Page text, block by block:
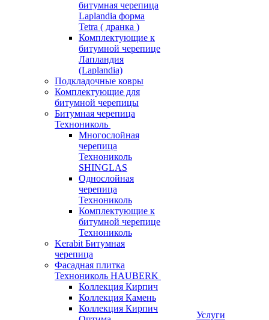
битумная черепица
Laplandia форма
Tetra ( дранка )
Комплектующие к
битумной черепице
Лапландия
(Laplandia)
Подкладочные ковры
Комплектующие для
битумной черепицы
Битумная черепица
Технониколь
Многослойная
черепица
Технониколь
SHINGLAS
Однослойная
черепица
Технониколь
Комплектующие к
битумной черепице
Технониколь
Kerabit Битумная
черепица
Фасадная плитка
Технониколь HAUBERK
Кол​лекция Кирпич
Кол​лекция Камень
Коллекция Кирпич
Услуги